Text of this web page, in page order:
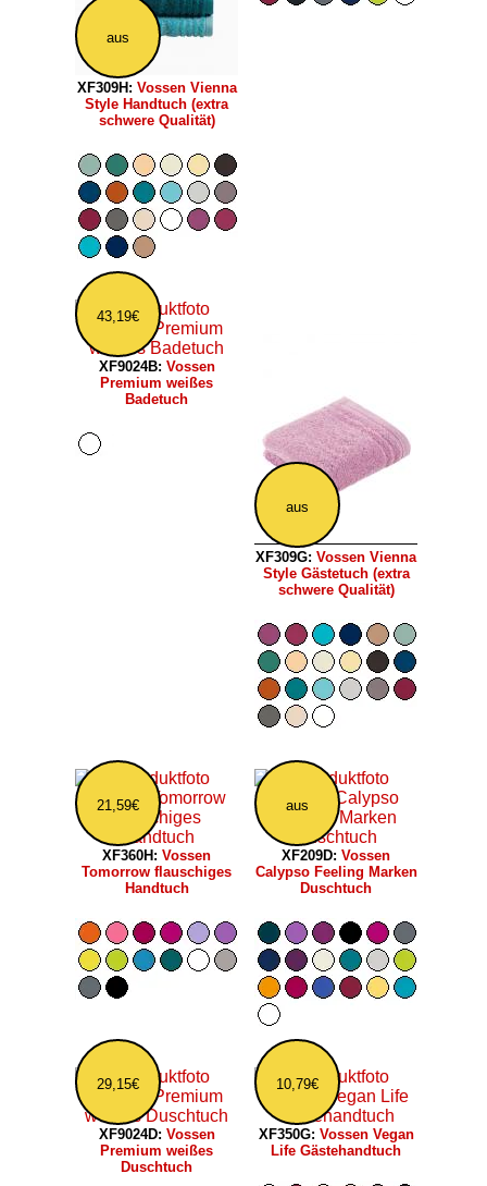
aus
XF309H: Vossen Vienna
Style Handtuch (extra
schwere Qualität)
43,19€
XF9024B: Vossen
Premium weißes
Badetuch
aus
XF309G: Vossen Vienna
Style Gästetuch (extra
schwere Qualität)
21,59€
XF360H: Vossen
Tomorrow flauschiges
Handtuch
aus
XF209D: Vossen
Calypso Feeling Marken
Duschtuch
29,15€
XF9024D: Vossen
Premium weißes
Duschtuch
10,79€
XF350G: Vossen Vegan
Life Gästehandtuch